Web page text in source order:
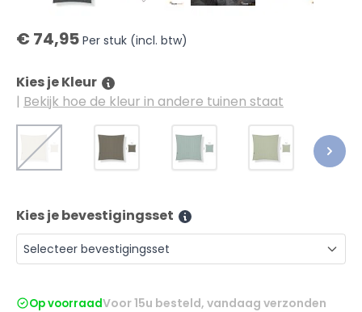
€ 74,95 Per stuk (incl. btw)
Kies je Kleur
| Bekijk hoe de kleur in andere tuinen staat
Sahara SandTender Taupe Country Blue Moonstone
Kies je bevestigingsset
Selecteer bevestigingsset
Op voorraadVoor 15u besteld, vandaag verzonden